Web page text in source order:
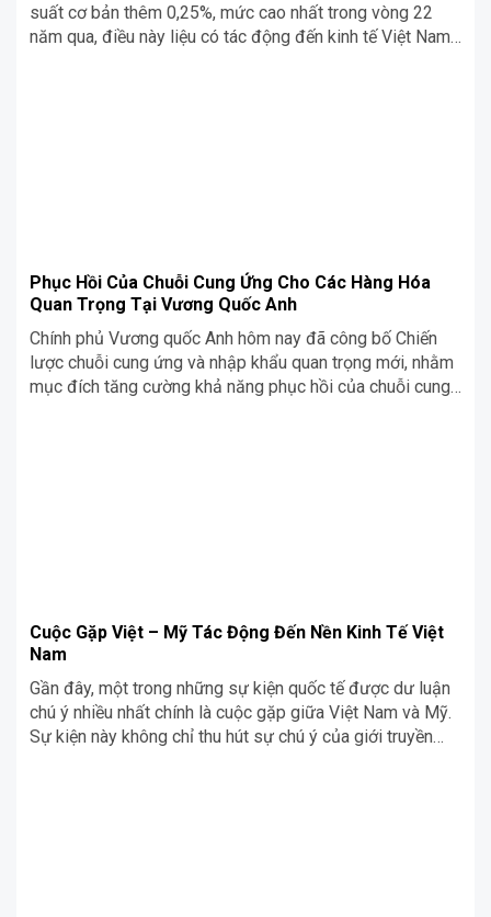
suất cơ bản thêm 0,25%, mức cao nhất trong vòng 22
năm qua, điều này liệu có tác động đến kinh tế Việt Nam?
Phục Hồi Của Chuỗi Cung Ứng Cho Các Hàng Hóa
Quan Trọng Tại Vương Quốc Anh
Chính phủ Vương quốc Anh hôm nay đã công bố Chiến
lược chuỗi cung ứng và nhập khẩu quan trọng mới, nhằm
mục đích tăng cường khả năng phục hồi của chuỗi cung
Cuộc Gặp Việt – Mỹ Tác Động Đến Nền Kinh Tế Việt
Nam
Gần đây, một trong những sự kiện quốc tế được dư luận
chú ý nhiều nhất chính là cuộc gặp giữa Việt Nam và Mỹ.
Sự kiện này không chỉ thu hút sự chú ý của giới truyền